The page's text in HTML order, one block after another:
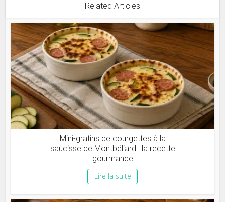
Related Articles
Mini-gratins de courgettes à la
saucisse de Montbéliard : la recette
gourmande
Lire la suite